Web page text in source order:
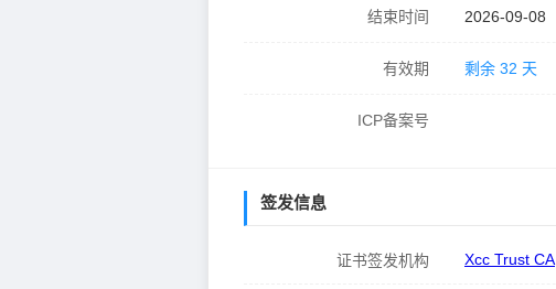
结束时间 2026-09-08
有效期 剩余 32 天
ICP备案号
签发信息
证书签发机构 Xcc Trust CA